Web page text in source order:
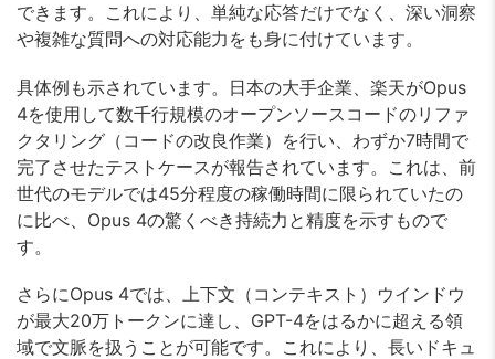
できます。これにより、単純な応答だけでなく、深い洞察
や複雑な質問への対応能力をも身に付けています。
具体例も示されています。日本の大手企業、楽天がOpus
4を使用して数千行規模のオープンソースコードのリファ
クタリング（コードの改良作業）を行い、わずか7時間で
完了させたテストケースが報告されています。これは、前
世代のモデルでは45分程度の稼働時間に限られていたの
に比べ、Opus 4の驚くべき持続力と精度を示すもので
す。
さらにOpus 4では、上下文（コンテキスト）ウインドウ
が最大20万トークンに達し、GPT-4をはるかに超える領
域で文脈を扱うことが可能です。これにより、長いドキュ